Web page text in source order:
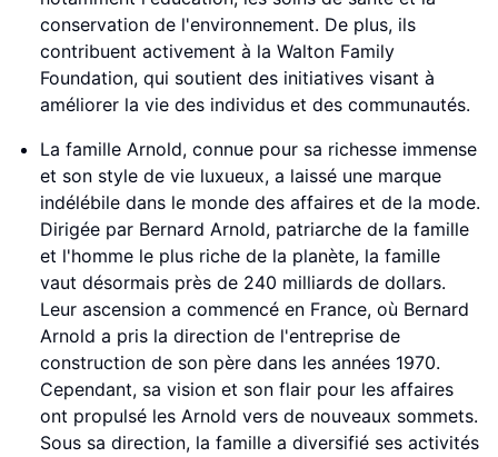
conservation de l'environnement. De plus, ils
contribuent activement à la Walton Family
Foundation, qui soutient des initiatives visant à
améliorer la vie des individus et des communautés.
La famille Arnold, connue pour sa richesse immense
et son style de vie luxueux, a laissé une marque
indélébile dans le monde des affaires et de la mode.
Dirigée par Bernard Arnold, patriarche de la famille
et l'homme le plus riche de la planète, la famille
vaut désormais près de 240 milliards de dollars.
Leur ascension a commencé en France, où Bernard
Arnold a pris la direction de l'entreprise de
construction de son père dans les années 1970.
Cependant, sa vision et son flair pour les affaires
ont propulsé les Arnold vers de nouveaux sommets.
Sous sa direction, la famille a diversifié ses activités